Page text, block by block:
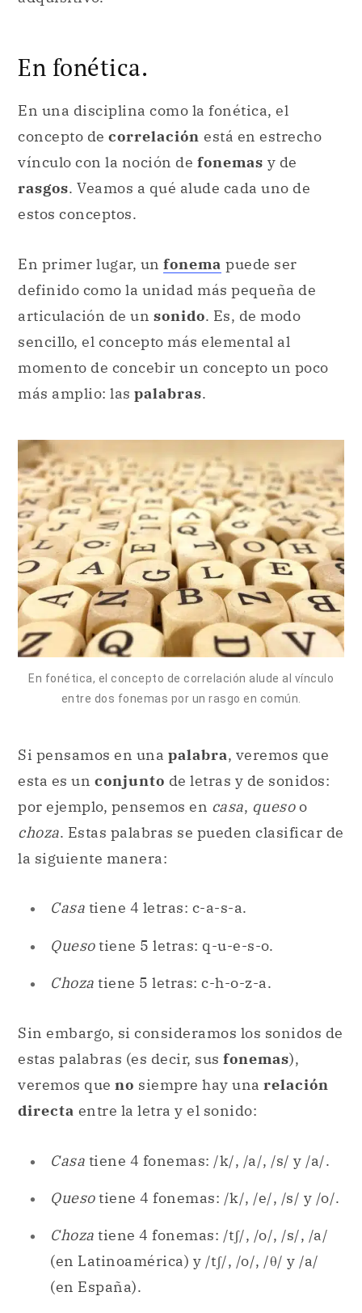
En fonética.
En una disciplina como la fonética, el
concepto de correlación está en estrecho
vínculo con la noción de fonemas y de
rasgos. Veamos a qué alude cada uno de
estos conceptos.
En primer lugar, un fonema puede ser
definido como la unidad más pequeña de
articulación de un sonido. Es, de modo
sencillo, el concepto más elemental al
momento de concebir un concepto un poco
más amplio: las palabras.
En fonética, el concepto de correlación alude al vínculo
entre dos fonemas por un rasgo en común.
Si pensamos en una palabra, veremos que
esta es un conjunto de letras y de sonidos:
por ejemplo, pensemos en casa, quesoo
choza. Estas palabras se pueden clasificar de
la siguiente manera:
Casa tiene 4 letras: c-a-s-a.
Quesotiene 5 letras: q-u-e-s-o.
Choza tiene 5 letras: c-h-o-z-a.
Sin embargo, si consideramos los sonidos de
estas palabras (es decir, sus fonemas),
veremos que no siempre hay una relación
directa entre la letra y el sonido:
Casa tiene 4 fonemas: /k/, /a/, /s/ y /a/.
Quesotiene 4 fonemas: /k/, /e/, /s/ y /o/.
Choza tiene 4 fonemas: /tʃ/, /o/, /s/, /a/
(en Latinoamérica) y /tʃ/, /o/, /θ/ y /a/
(en España).